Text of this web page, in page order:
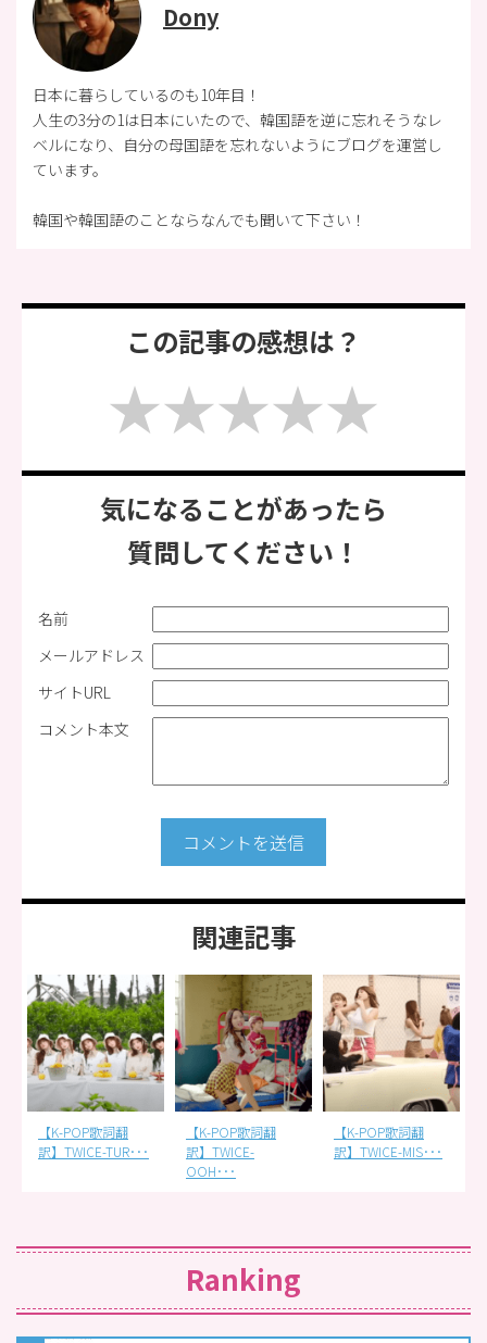
Dony
日本に暮らしているのも10年目！
人生の3分の1は日本にいたので、韓国語を逆に忘れそうなレ
ベルになり、自分の母国語を忘れないようにブログを運営し
ています。
韓国や韓国語のことならなんでも聞いて下さい！
この記事の感想は？
気になることがあったら
質問してください！
名前
メールアドレス
サイトURL
コメント本文
コメントを送信
関連記事
【K-POP歌詞翻
訳】TWICE-TUR･･･
【K-POP歌詞翻
訳】TWICE-
OOH･･･
【K-POP歌詞翻
訳】TWICE-MIS･･･
Ranking